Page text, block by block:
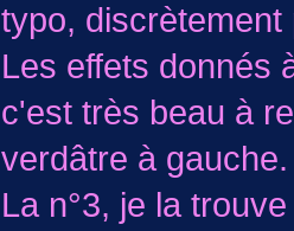
typo,
Les effets donnés
c'est très beau à
verdâtre à gauche.
La n°3, je la